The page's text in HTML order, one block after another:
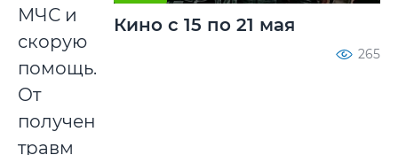
МЧС и
скорую
помощь.
От
полученных
травм
Кино с 15 по 21 мая
265